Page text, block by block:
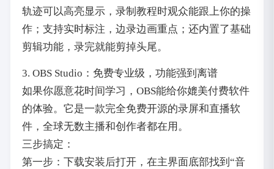
轨迹可以高亮显示，录制教程时观众能跟上你的操
作；支持实时标注，边录边画重点；还内置了基础
剪辑功能，录完就能剪掉头尾。
3. OBS Studio：免费专业级，功能强到离谱
如果你愿意花时间学习，OBS能给你媲美付费软件
的体验。它是一款完全免费开源的录屏和直播软
件，全球无数主播和创作者都在用。
三步搞定：
第一步：下载安装后打开，在主界面底部找到“音